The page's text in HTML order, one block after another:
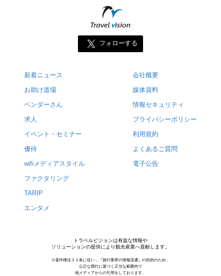
フォローする
新着ニュース
お助け道場
ベンダーさん
求人
イベント・セミナー
優待
wifiメディアスタイル
ファクタリング
TARIP
エンタメ
会社概要
媒体資料
情報セキュリティ
プライバシーポリシー
利用規約
よくあるご質問
電子公告
トラベルビジョンは有益な情報や
ソリューションの提供により観光産業へ貢献します。
※著作権法３２条に従い，『旅行業界の情報流通』の目的のため，
公正な慣行に基づく正当な範囲内で
他メディアからの引用をしております。